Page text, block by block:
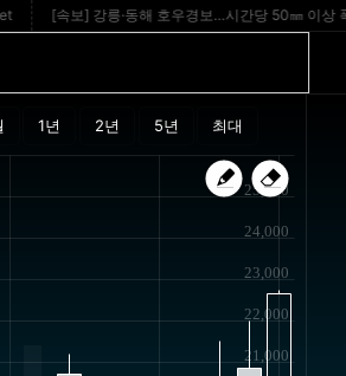
[속보] 강릉·동해 호우경보…시간당 50㎜ 이상 폭우 -
21,000
22,000
23,000
24,000
25,000